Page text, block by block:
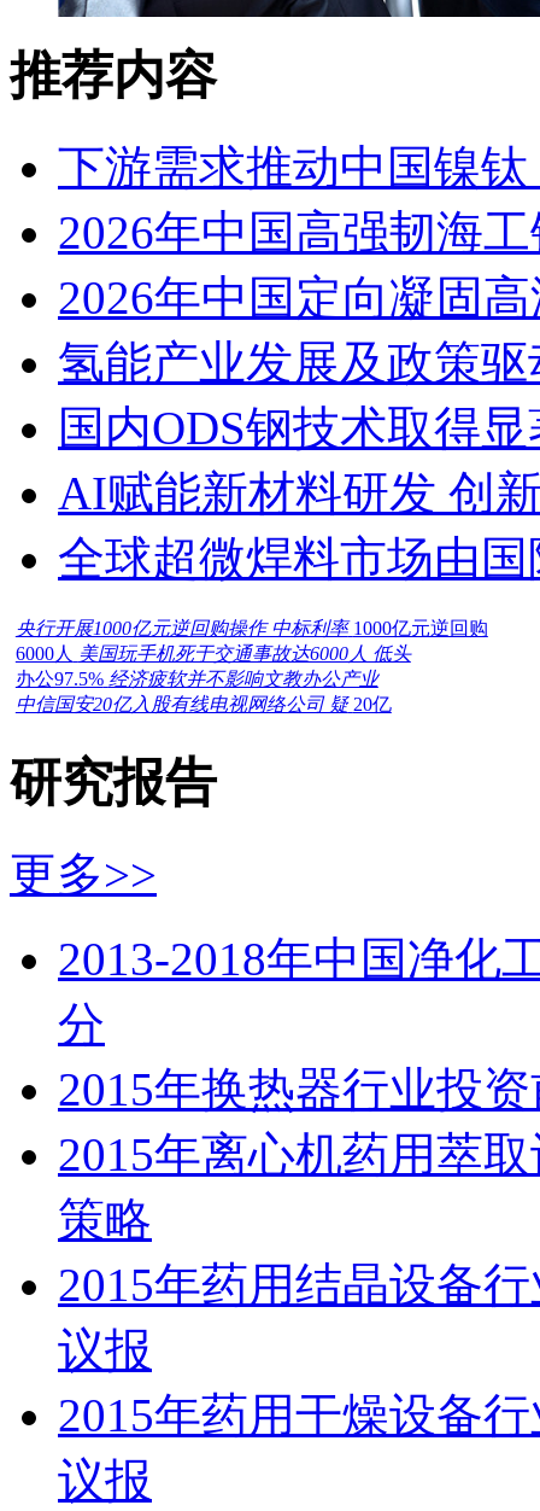
推荐内容
下游需求推动中国镍
2026年中国高强韧海
2026年中国定向凝固
氢能产业发展及政策
国内ODS钢技术取得
AI赋能新材料研发 创
全球超微焊料市场由
央行开展1000亿元逆回购操作 中标利率 1000亿元逆回购
6000人 美国玩手机死于交通事故达6000人 低头
办公97.5% 经济疲软并不影响文教办公产业
中信国安20亿入股有线电视网络公司 疑 20亿
研究报告
更多>>
2013-2018年中国净化
分
2015年换热器行业投
2015年离心机药用萃
策略
2015年药用结晶设备
议报
2015年药用干燥设备
议报